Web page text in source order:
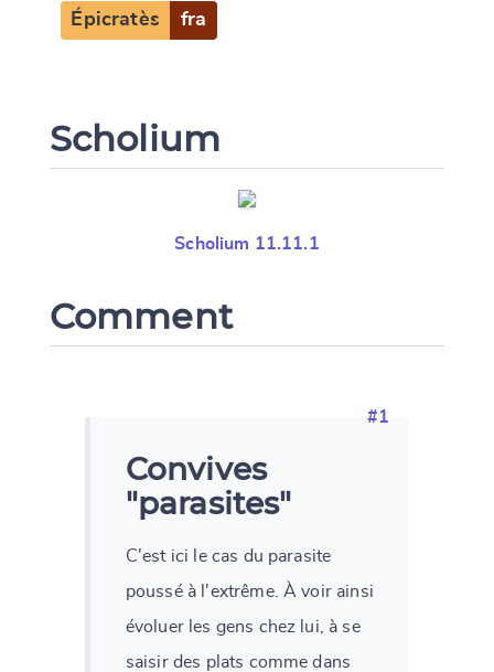
Épicratès fra
Scholium
Scholium 11.11.1
Comment
#1
Convives
"parasites"
C'est ici le cas du parasite
poussé à l'extrême. À voir ainsi
évoluer les gens chez lui, à se
saisir des plats comme dans